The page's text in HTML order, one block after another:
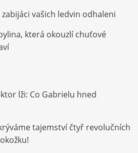
vašich ledvin odhaleni
která okouzlí chuťové
lži: Co Gabrielu hned
tajemství čtyř revolučních